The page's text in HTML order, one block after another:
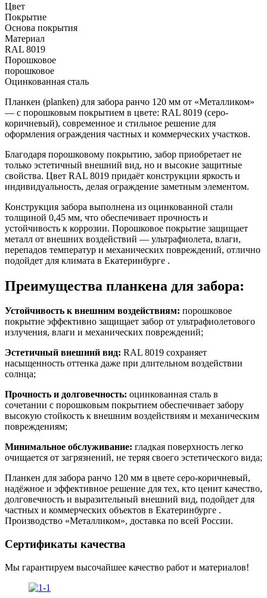
Цвет
Покрытие
Основа покрытия
Материал
RAL 8019
Порошковое
порошковое
Оцинкованная сталь
Планкен (planken) для забора ранчо 120 мм от «Металликом»
— с порошковым покрытием в цвете: RAL 8019 (серо-
коричневый), современное и стильное решение для
оформления ограждения частных и коммерческих участков.
Благодаря порошковому покрытию, забор приобретает не
только эстетичный внешний вид, но и высокие защитные
свойства. Цвет RAL 8019 придаёт конструкции яркость и
индивидуальность, делая ограждение заметным элементом.
Конструкция забора выполнена из оцинкованной стали
толщиной 0,45 мм, что обеспечивает прочность и
устойчивость к коррозии. Порошковое покрытие защищает
металл от внешних воздействий — ультрафиолета, влаги,
перепадов температур и механических повреждений, отлично
подойдет для климата в Екатеринбурге .
Преимущества планкена для забора:
Устойчивость к внешним воздействиям: порошковое
покрытие эффективно защищает забор от ультрафиолетового
излучения, влаги и механических повреждений;
Эстетичный внешний вид: RAL 8019 сохраняет
насыщенность оттенка даже при длительном воздействии
солнца;
Прочность и долговечность: оцинкованная сталь в
сочетании с порошковым покрытием обеспечивает забору
высокую стойкость к внешним воздействиям и механическим
повреждениям;
Минимальное обслуживание: гладкая поверхность легко
очищается от загрязнений, не теряя своего эстетического вида;
Планкен для забора ранчо 120 мм в цвете серо-коричневый,
надёжное и эффективное решение для тех, кто ценит качество,
долговечность и выразительный внешний вид, подойдет для
частных и коммерческих объектов в Екатеринбурге .
Производство «Металликом», доставка по всей России.
Сертификаты качества
Мы гарантируем высочайшее качество работ и материалов!